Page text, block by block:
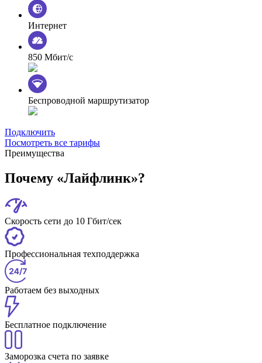
Интернет
850 Мбит/с
Беспроводной маршрутизатор
Подключить
Посмотреть все тарифы
Преимущества
Почему «Лайфлинк»?
Скорость сети до 10 Гбит/сек
Профессиональная техподдержка
Работаем без выходных
Бесплатное подключение
Заморозка счета по заявке